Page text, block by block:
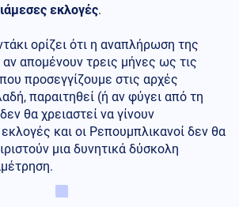
εκλογές.
ορίζει ότι η αναπλήρωση της
αν απομένουν τρεις μήνες ως τις
προσεγγίζουμε στις αρχές
παραιτηθεί (ή αν φύγει από τη
θα χρειαστεί να γίνουν
και οι Ρεπουμπλικανοί δεν θα
μια δυνητικά δύσκολη